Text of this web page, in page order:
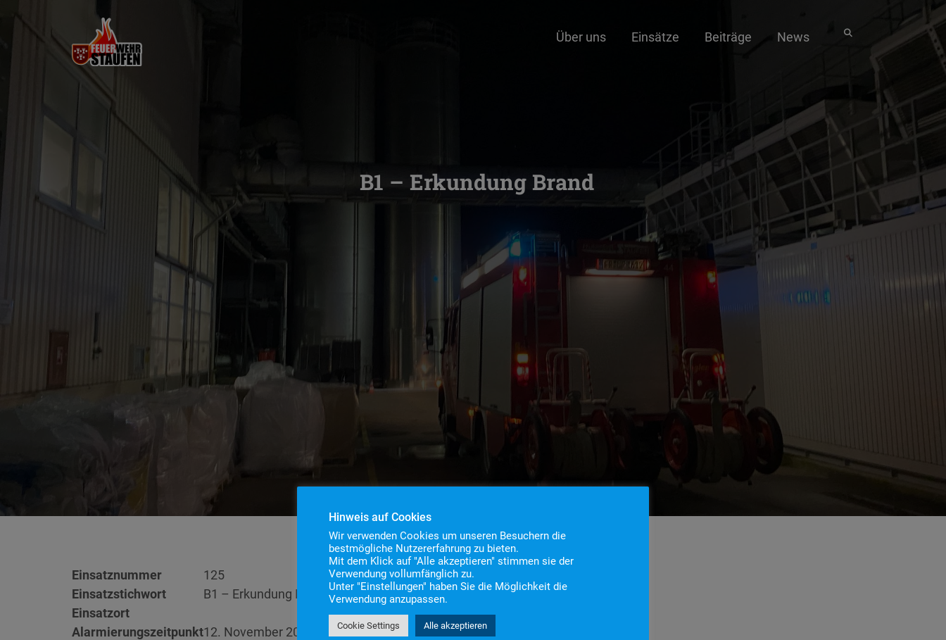
Über uns Einsätze Beiträge News
B1 – Erkundung Brand
Einsatznummer
125
Einsatzstichwort
B1 – Erkundung Brand
Einsatzort
Alarmierungszeitpunkt12. November 2023 5:16
Hinweis auf Cookies
Wir verwenden Cookies um unseren Besuchern die
bestmögliche Nutzererfahrung zu bieten.
Mit dem Klick auf "Alle akzeptieren" stimmen sie der
Verwendung vollumfänglich zu.
Unter "Einstellungen" haben Sie die Möglichkeit die
Verwendung anzupassen.
Cookie Settings Alle akzeptieren